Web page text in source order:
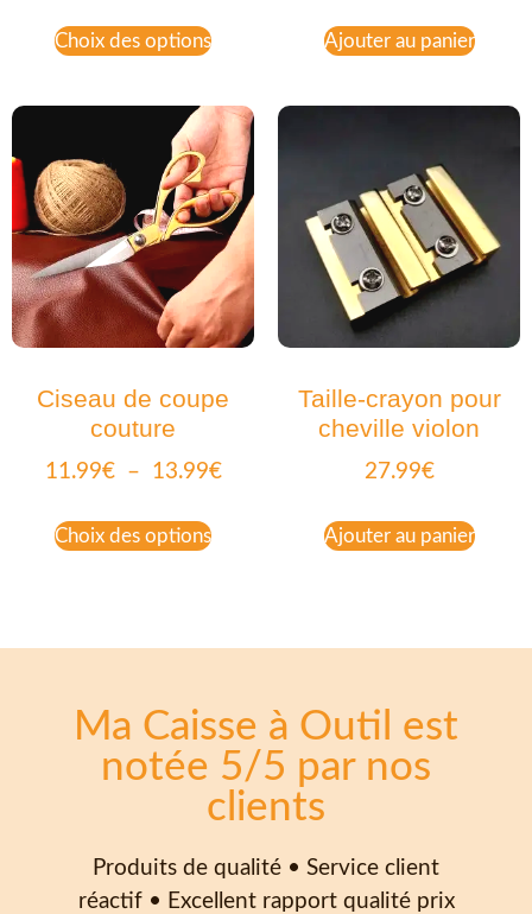
Choix des options Ajouter au panier
Ciseau de coupe
couture
11.99€ – 13.99€
Choix des options
Taille-crayon pour
cheville violon
27.99€
Ajouter au panier
Ma Caisse à Outil est
notée 5/5 par nos
clients
Produits de qualité • Service client
réactif • Excellent rapport qualité prix